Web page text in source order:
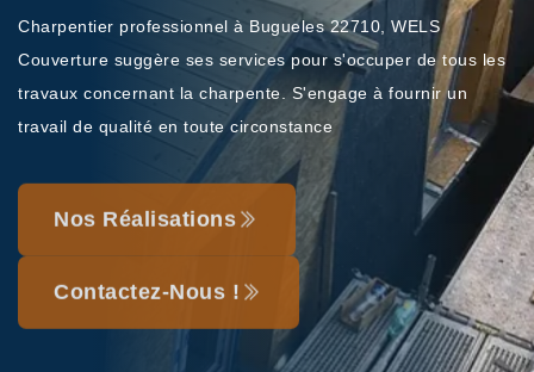
Charpentier professionnel à Bugueles 22710, WELS
Couverture suggère ses services pour s'occuper de tous les
travaux concernant la charpente. S'engage à fournir un
travail de qualité en toute circonstance
Nos Réalisations
Contactez-Nous !